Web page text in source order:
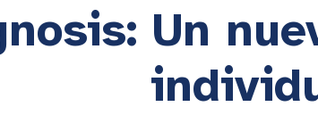
Un